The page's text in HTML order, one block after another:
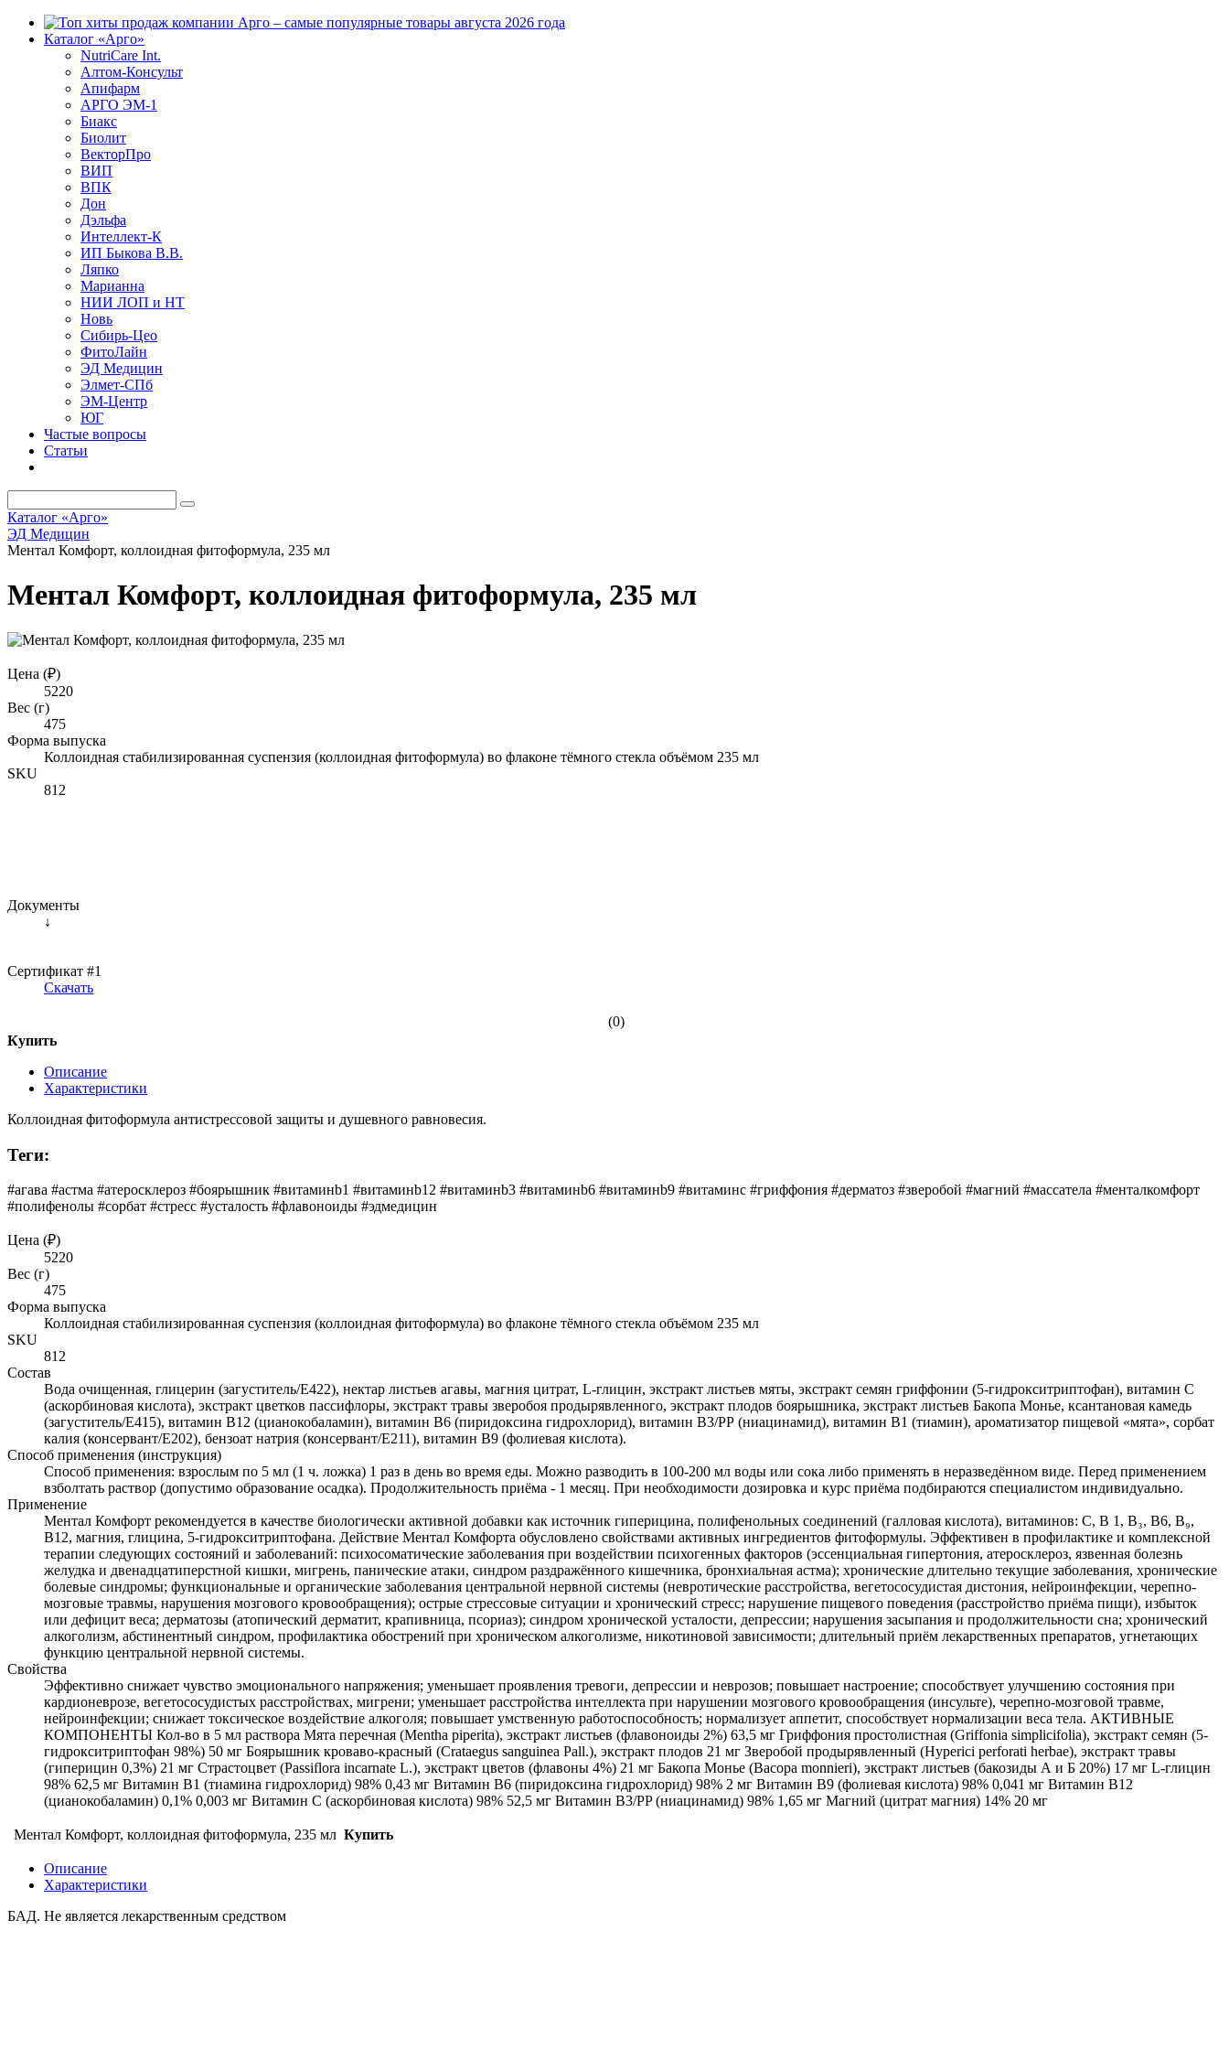
Каталог «Арго»
NutriCare Int.
Алтом-Консульт
Апифарм
АРГО ЭМ-1
Биакс
Биолит
ВекторПро
ВИП
ВПК
Дон
Дэльфа
Интеллект-К
ИП Быкова В.В.
Ляпко
Марианна
НИИ ЛОП и НТ
Новь
Сибирь-Цео
ФитоЛайн
ЭД Медицин
Элмет-СПб
ЭМ-Центр
ЮГ
Частые вопросы
Статьи
Каталог «Арго»
ЭД Медицин
Ментал Комфорт, коллоидная фитоформула, 235 мл
Ментал Комфорт, коллоидная фитоформула, 235 мл
Цена (₽)
5220
Вес (г)
475
Форма выпуска
Коллоидная стабилизированная суспензия (коллоидная фитоформула) во флаконе тёмного стекла объёмом 235 мл
SKU
812
Документы
↓
Сертификат #1
Скачать
(0)
Купить
Описание
Характеристики
Коллоидная фитоформула антистрессовой защиты и душевного равновесия.
Теги:
#агава #астма #атеросклероз #боярышник #витаминb1 #витаминb12 #витаминb3 #витаминb6 #витаминb9 #витаминс #гриффония #дерматоз #зверобой #магний #массатела #менталкомфорт
#полифенолы #сорбат #стресс #усталость #флавоноиды #эдмедицин
Цена (₽)
5220
Вес (г)
475
Форма выпуска
Коллоидная стабилизированная суспензия (коллоидная фитоформула) во флаконе тёмного стекла объёмом 235 мл
SKU
812
Состав
Вода очищенная, глицерин (загуститель/Е422), нектар листьев агавы, магния цитрат, L-глицин, экстракт листьев мяты, экстракт семян гриффонии (5-гидрокситриптофан), витамин С
(аскорбиновая кислота), экстракт цветков пассифлоры, экстракт травы зверобоя продырявленного, экстракт плодов боярышника, экстракт листьев Бакопа Монье, ксантановая камедь
(загуститель/Е415), витамин В12 (цианокобаламин), витамин В6 (пиридоксина гидрохлорид), витамин В3/РР (ниацинамид), витамин В1 (тиамин), ароматизатор пищевой «мята», сорбат
калия (консервант/Е202), бензоат натрия (консервант/Е211), витамин В9 (фолиевая кислота).
Способ применения (инструкция)
Способ применения: взрослым по 5 мл (1 ч. ложка) 1 раз в день во время еды. Можно разводить в 100-200 мл воды или сока либо применять в неразведённом виде. Перед применением
взболтать раствор (допустимо образование осадка). Продолжительность приёма - 1 месяц. При необходимости дозировка и курс приёма подбираются специалистом индивидуально.
Применение
Ментал Комфорт рекомендуется в качестве биологически активной добавки как источник гиперицина, полифенольных соединений (галловая кислота), витаминов: С, В 1, В₃, В6, В₉,
В12, магния, глицина, 5-гидрокситриптофана. Действие Ментал Комфорта обусловлено свойствами активных ингредиентов фитоформулы. Эффективен в профилактике и комплексной
терапии следующих состояний и заболеваний: психосоматические заболевания при воздействии психогенных факторов (эссенциальная гипертония, атеросклероз, язвенная болезнь
желудка и двенадцатиперстной кишки, мигрень, панические атаки, синдром раздражённого кишечника, бронхиальная астма); хронические длительно текущие заболевания, хронические
болевые синдромы; функциональные и органические заболевания центральной нервной системы (невротические расстройства, вегетососудистая дистония, нейроинфекции, черепно-
мозговые травмы, нарушения мозгового кровообращения); острые стрессовые ситуации и хронический стресс; нарушение пищевого поведения (расстройство приёма пищи), избыток
или дефицит веса; дерматозы (атопический дерматит, крапивница, псориаз); синдром хронической усталости, депрессии; нарушения засыпания и продолжительности сна; хронический
алкоголизм, абстинентный синдром, профилактика обострений при хроническом алкоголизме, никотиновой зависимости; длительный приём лекарственных препаратов, угнетающих
функцию центральной нервной системы.
Свойства
Эффективно снижает чувство эмоционального напряжения; уменьшает проявления тревоги, депрессии и неврозов; повышает настроение; способствует улучшению состояния при
кардионеврозе, вегетососудистых расстройствах, мигрени; уменьшает расстройства интеллекта при нарушении мозгового кровообращения (инсульте), черепно-мозговой травме,
нейроинфекции; снижает токсическое воздействие алкоголя; повышает умственную работоспособность; нормализует аппетит, способствует нормализации веса тела. АКТИВНЫЕ
КОМПОНЕНТЫ Кол-во в 5 мл раствора Мята перечная (Mentha piperita), экстракт листьев (флавоноиды 2%) 63,5 мг Гриффония простолистная (Griffonia simplicifolia), экстракт семян (5-
гидрокситриптофан 98%) 50 мг Боярышник кроваво-красный (Crataegus sanguinea Pall.), экстракт плодов 21 мг Зверобой продырявленный (Hyperici perforati herbae), экстракт травы
(гиперицин 0,3%) 21 мг Страстоцвет (Passiflora incarnate L.), экстракт цветов (флавоны 4%) 21 мг Бакопа Монье (Bacopa monnieri), экстракт листьев (бакозиды А и Б 20%) 17 мг L-глицин
98% 62,5 мг Витамин В1 (тиамина гидрохлорид) 98% 0,43 мг Витамин В6 (пиридоксина гидрохлорид) 98% 2 мг Витамин В9 (фолиевая кислота) 98% 0,041 мг Витамин В12
(цианокобаламин) 0,1% 0,003 мг Витамин С (аскорбиновая кислота) 98% 52,5 мг Витамин В3/PP (ниацинамид) 98% 1,65 мг Магний (цитрат магния) 14% 20 мг
Ментал Комфорт, коллоидная фитоформула, 235 мл Купить
Описание
Характеристики
БАД. Не является лекарственным средством